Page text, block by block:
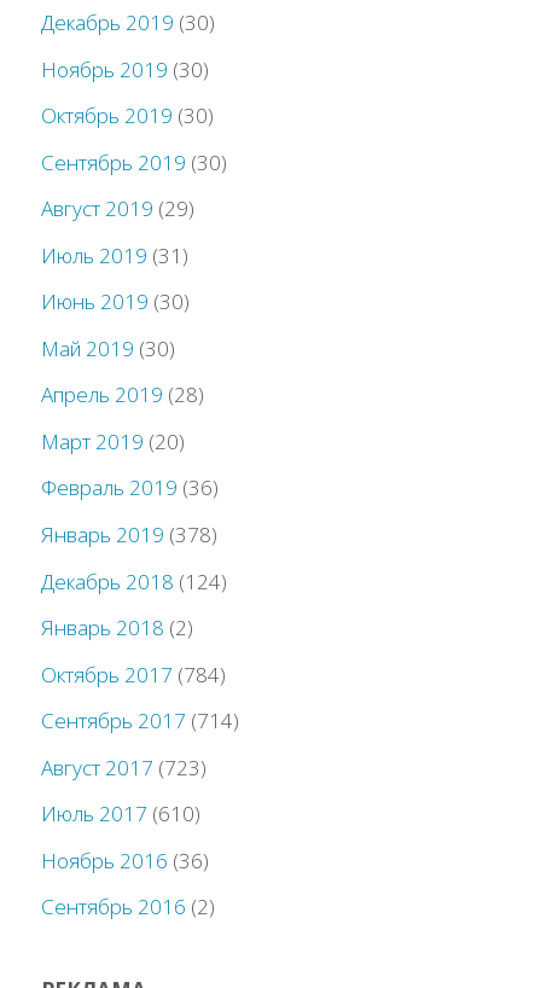
Декабрь 2019 (30)
Ноябрь 2019 (30)
Октябрь 2019 (30)
Сентябрь 2019 (30)
Август 2019 (29)
Июль 2019 (31)
Июнь 2019 (30)
Май 2019 (30)
Апрель 2019 (28)
Март 2019 (20)
Февраль 2019 (36)
Январь 2019 (378)
Декабрь 2018 (124)
Январь 2018 (2)
Октябрь 2017 (784)
Сентябрь 2017 (714)
Август 2017 (723)
Июль 2017 (610)
Ноябрь 2016 (36)
Сентябрь 2016 (2)